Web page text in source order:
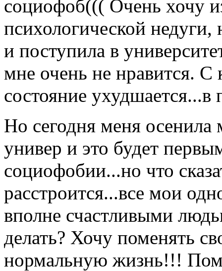
социофоб((( Очень хочу
психологической
и поступила в
мне очень не нравится.
состояние ухудшается...в
Но сегодня меня
универ и это будет
социофобии...но что
расстроится...все мои
вполне счастливыми
делать? Хочу поменять
нормальную жизнь!!!